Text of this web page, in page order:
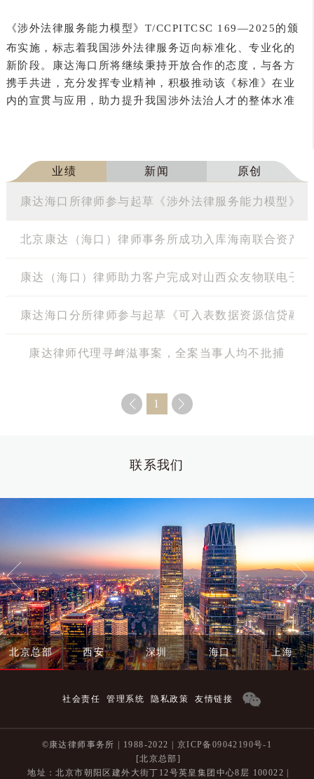
《涉外法律服务能力模型》T/CCPITCSC 169—2025的颁
布实施， 标志着我国涉外法律服务迈向标准化、专业化的
新阶段。康达海口所将继续秉持开放合作的态度，与各方
携手共进，充分发挥专业精神，积极推动该《标准》在业
内的宣贯与应用，助力提升我国涉外法治人才的整体水准
业绩 新闻 原创
康达海口所律师参与起草《涉外法律服务能力模型》
北京康达（海口）律师事务所成功入库海南联合资产
康达（海口）律师助力客户完成对山西众友物联电子
康达海口分所律师参与起草《可入表数据资源信贷融
康达律师代理寻衅滋事案，全案当事人均不批捕
1
联系我们
北京总部 西安 深圳 海口 上海
社会责任 管理系统 隐私政策 友情链接
©康达律师事务所 | 1988-2022 | 京ICP备09042190号-1
[北京总部]
地址：北京市朝阳区建外大街丁12号英皇集团中心8层 100022 |